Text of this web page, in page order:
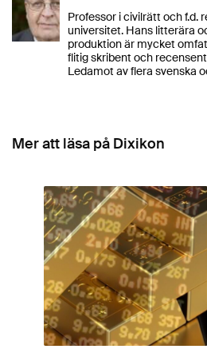
Professor i civilrätt och f.d.
universitet. Hans litterära
produktion är mycket
flitig skribent och
Ledamot av flera svenska
Mer att läsa på Dixikon